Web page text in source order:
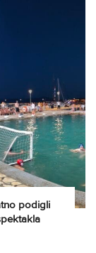
podigli